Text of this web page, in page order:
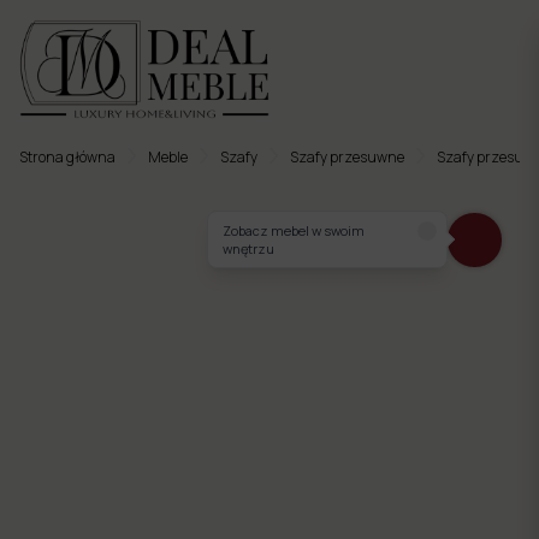
Strona główna Meble Szafy Szafy przesuwne Szafy
Zobacz mebel w swoim
wnętrzu